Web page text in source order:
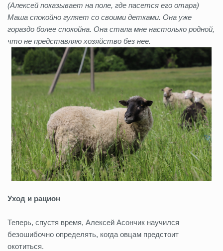
(Алексей показывает на поле, где пасется его отара)
Маша спокойно гуляет со своими детками. Она уже
гораздо более спокойна. Она стала мне настолько родной,
что не представляю хозяйство без нее.
Уход и рацион
Теперь, спустя время, Алексей Асончик научился
безошибочно определять, когда овцам предстоит
окотиться.